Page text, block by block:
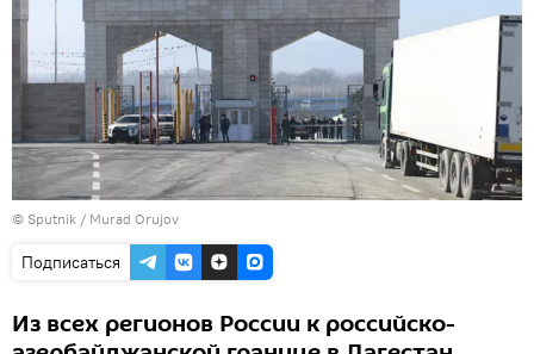
© Sputnik / Murad Orujov
Подписаться
Из всех регионов России к российско-